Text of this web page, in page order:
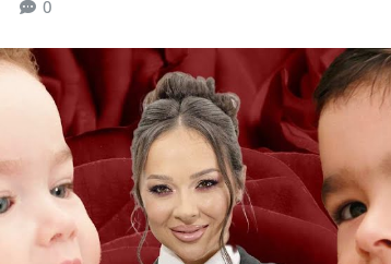
0